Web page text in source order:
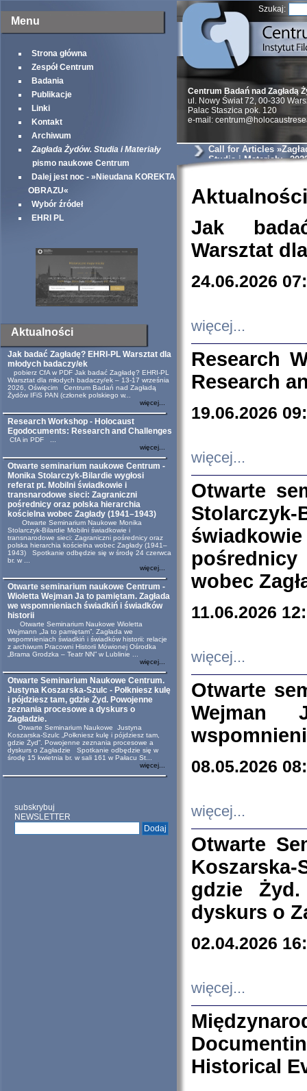
Menu
Strona główna
Zespół Centrum
Badania
Publikacje
Linki
Kontakt
Archiwum
Zagłada Żydów. Studia i Materiały
pismo naukowe Centrum
Dalej jest noc - »Nieudana KOREKTA
OBRAZU«
Wybór źródeł
EHRI PL
Aktualności
Jak badać Zagładę? EHRI-PL Warsztat dla
młodych badaczy/ek
pobierz CfA w PDF Jak badać Zagładę? EHRI-PL
Warsztat dla młodych badaczy/ek – 13-17 września
2026, Oświęcim Centrum Badań nad Zagładą
Żydów IFiS PAN (członek polskiego w...
więcej...
Research Workshop - Holocaust
Egodocuments: Research and Challenges
CfA in PDF ...
więcej...
Otwarte seminarium naukowe Centrum -
Monika Stolarczyk-Bilardie wygłosi
referat pt. Mobilni świadkowie i
transnarodowe sieci: Zagraniczni
pośrednicy oraz polska hierarchia
kościelna wobec Zagłady (1941–1943)
Otwarte Seminarium Naukowe Monika
Stolarczyk-Bilardie Mobilni świadkowie i
transnarodowe sieci: Zagraniczni pośrednicy oraz
polska hierarchia kościelna wobec Zagłady (1941–
1943) Spotkanie odbędzie się w środę 24 czerwca
br. w ...
więcej...
Otwarte seminarium naukowe Centrum -
Wioletta Wejman Ja to pamiętam. Zagłada
we wspomnieniach świadkiń i świadków
historii
Otwarte Seminarium Naukowe Wioletta
Wejmann „Ja to pamiętam”. Zagłada we
wspomnieniach świadkiń i świadków historii: relacje
z archiwum Pracowni Historii Mówionej Ośrodka
„Brama Grodzka – Teatr NN” w Lublinie ...
więcej...
Otwarte Seminarium Naukowe Centrum.
Justyna Koszarska-Szulc - Połkniesz kulę
i pójdziesz tam, gdzie Żyd. Powojenne
zeznania procesowe a dyskurs o
Zagładzie.
Otwarte Seminarium Naukowe Justyna
Koszarska-Szulc „Połkniesz kulę i pójdziesz tam,
gdzie Żyd”. Powojenne zeznania procesowe a
dyskurs o Zagładzie Spotkanie odbędzie się w
środę 15 kwietnia br. w sali 161 w Pałacu St...
więcej...
subskrybuj
NEWSLETTER
Szukaj:
Centrum Badań nad Zagładą
ul. Nowy Świat 72, 00-330
Palac Staszica pok. 120
e-mail:
Call for Articles
Studia i Materiały«
Aktualności
Jak
Warsztat
24.06.2026
więcej...
Research
Research
19.06.2026
więcej...
Otwarte
wobec
11.06.2026
więcej...
Otwarte
Wejman
08.05.2026
więcej...
Otwarte
Koszarska-
gdzie
dyskurs o
02.04.2026
więcej...
Historical